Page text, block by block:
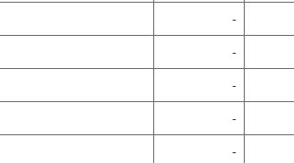
-
-
-
-
-